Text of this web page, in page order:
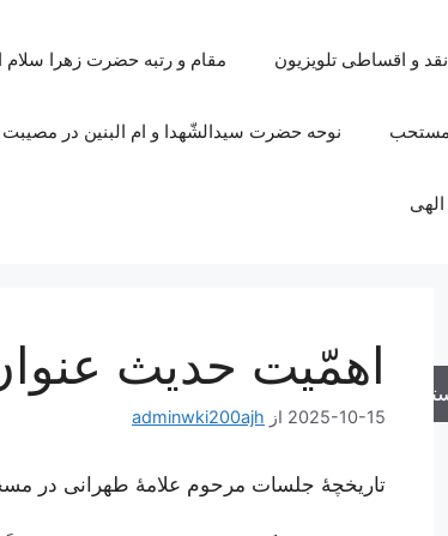
و اقساطی تلویزیون مقام و رتبه حضرت زهرا سلام
مستحب نوحه حضرت سیدالشّهدا و ام البنین در
الهی
اهمّیت حدیث
2025-10-15 از adminwki200ajh
تاریخچۀ جلسات مرحوم علامۀ طهرانی در